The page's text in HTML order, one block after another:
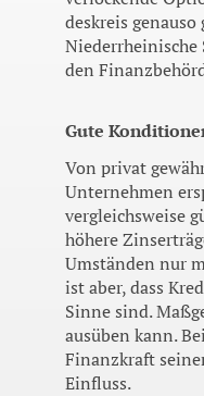
deskreis
Niederrheinische
den
Gute
Von privat
Unternehmen
vergleichsweise
höhere
Umstän­den nur
ist aber, dass
Sinne sind.
ausüben kann.
Finanzkraft
Einfluss.